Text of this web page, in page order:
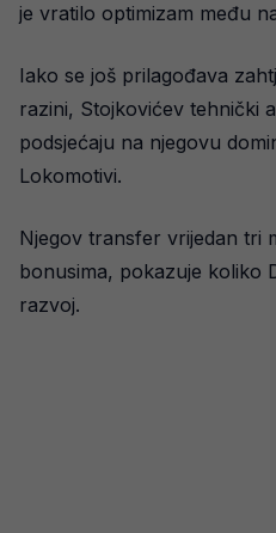
je vratilo optimizam među
Iako se još prilagođava
razini, Stojkovićev tehnički
podsjećaju na njegovu
Lokomotivi.
Njegov transfer vrijedan tri
bonusima, pokazuje koliko
razvoj.